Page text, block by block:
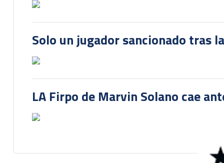
Solo un jugador sancionado tras
LA Firpo de Marvin Solano cae